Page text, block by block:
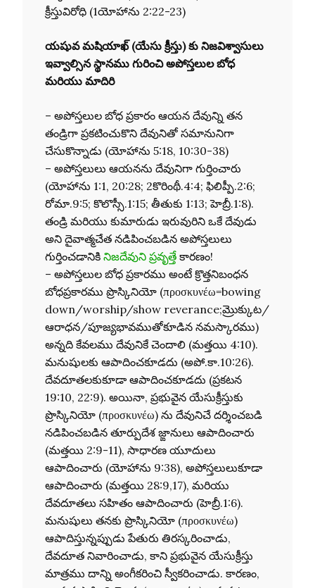
క్రీస్తువిరోధి (1యోహాను 2:22-23)
యషువ మషియాఖ్ (యేసు క్రీస్తు) కు నిజవిశ్వాసులు
ఇవ్వాల్సిన స్థానము గురించి అపోస్తలుల బోధ
మరియు మాదిరి
– అపోస్తలుల బోధ ప్రకారం ఆయన దేవున్ని తన
తండ్రిగా ప్రకటించుకొని దేవునితో సమానునిగా
చేసుకొన్నాడు (యోహాను 5:18, 10:30-38)
– అపోస్తలులు ఆయనను దేవునిగా గుర్తించారు
(యోహాను 1:1, 20:28; 2కొరింథీ.4:4; ఫిలిప్పీ.2:6;
రోమా.9:5; కొలొస్సీ.1:15; తీతుకు 1:13; హెబ్రీ.1:8).
తండ్రి మరియు కుమారుడు ఇరువురిని ఒకే దేవుడు
అని దైవాత్మచేత నడిపించబడిన అపోస్తలులు
గుర్తించడానికి నిజదేవుని ప్రవృత్తే కారణం!
– అపోస్తలుల బోధ ప్రకారము అంటే క్రొత్తనిబంధన
బోధప్రకారము ప్రొస్కినియో (προσκυνέω=bowing
down/worship/show reverance;మ్రొక్కుట/
ఆరాధన/పూజ్యభావముతోకూడిన నమస్కారము)
అన్నది కేవలము దేవునికే చెందాలి (మత్తయి 4:10).
మనుషులకు ఆపాదించకూడదు (అపో.కా.10:26).
దేవదూతలకుకూడా ఆపాదించకూడదు (ప్రకటన
19:10, 22:9). అయినా, ప్రభువైన యేసుక్రీస్తుకు
ప్రొస్కినియో (προσκυνέω) ను దేవునిచే దర్శించబడి
నడిపించబడిన తూర్పుదేశ జ్ఙానులు ఆపాదించారు
(మత్తయి 2:9-11), సాధారణ యూదులు
ఆపాదించారు (యోహాను 9:38), అపోస్తలులుకూడా
ఆపాదించారు (మత్తయి 28:9,17), మరియు
దేవదూతలు సహితం ఆపాదించారు (హెబ్రీ.1:6).
మనుషులు తనకు ప్రొస్కినియో (προσκυνέω)
ఆపాదిస్తున్నప్పుడు పేతురు తిరస్కరించాడు,
దేవదూత నివారించాడు, కాని ప్రభువైన యేసుక్రీస్తు
మాత్రము దాన్ని అంగీకరించి స్వీకరించాడు. కారణం,